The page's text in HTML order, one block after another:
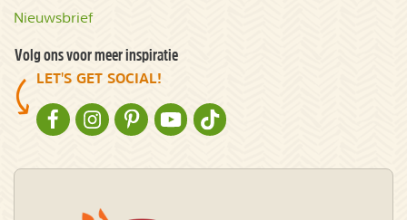
Nieuwsbrief
Volg ons voor meer inspiratie
LET'S GET SOCIAL!
NATURESCANNER OP FACEBOOK
NATURESCANNER OP INSTAGRAM
NATURESCANNER OP PINTEREST
NATURESCANNER OP YOUTUBE
NATURESCANNER OP TIKTOK